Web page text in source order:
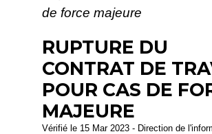
de force majeure
RUPTURE DU
CONTRAT DE
POUR CAS DE
MAJEURE
Vérifié le 15 Mar 2023 - Direction de